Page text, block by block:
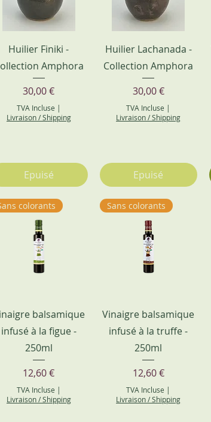
Huilier Finiki -
Amphora
Prix
30,00 €
TVA Incluse |
Livraison / Shipping
Epuisé
Huilier Lachanada -
Collection Amphora
Prix
30,00 €
TVA Incluse |
Livraison / Shipping
Epuisé
colorants
balsamique
infusé à la figue -
250ml
Prix
12,60 €
TVA Incluse |
Livraison / Shipping
Sans colorants
Vinaigre balsamique
infusé à la truffe -
250ml
Prix
12,60 €
TVA Incluse |
Livraison / Shipping